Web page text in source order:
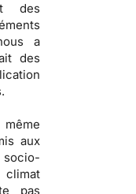
des
a
des
.
aux
pas